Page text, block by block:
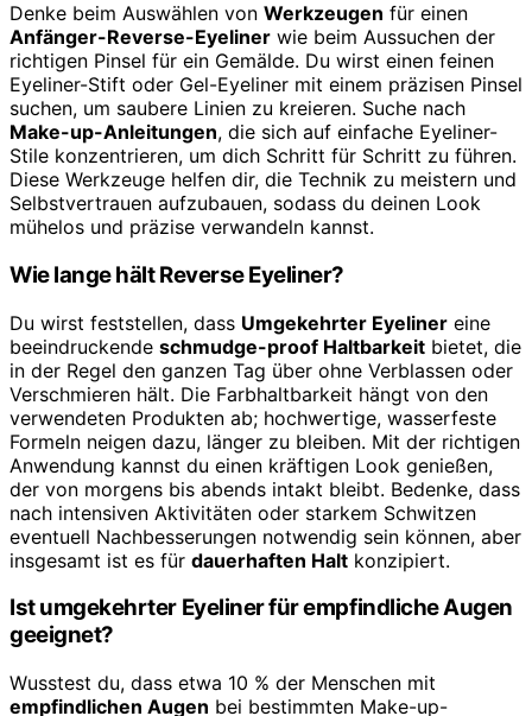
Denke beim Auswählen von Werkzeugen für einen
Anfänger-Reverse-Eyeliner wie beim Aussuchen der
richtigen Pinsel für ein Gemälde. Du wirst einen feinen
Eyeliner-Stift oder Gel-Eyeliner mit einem präzisen Pinsel
suchen, um saubere Linien zu kreieren. Suche nach
Make-up-Anleitungen, die sich auf einfache Eyeliner-
Stile konzentrieren, um dich Schritt für Schritt zu führen.
Diese Werkzeuge helfen dir, die Technik zu meistern und
Selbstvertrauen aufzubauen, sodass du deinen Look
mühelos und präzise verwandeln kannst.
Wie lange hält Reverse Eyeliner?
Du wirst feststellen, dass Umgekehrter Eyeliner eine
beeindruckende schmudge-proof Haltbarkeit bietet, die
in der Regel den ganzen Tag über ohne Verblassen oder
Verschmieren hält. Die Farbhaltbarkeit hängt von den
verwendeten Produkten ab; hochwertige, wasserfeste
Formeln neigen dazu, länger zu bleiben. Mit der richtigen
Anwendung kannst du einen kräftigen Look genießen,
der von morgens bis abends intakt bleibt. Bedenke, dass
nach intensiven Aktivitäten oder starkem Schwitzen
eventuell Nachbesserungen notwendig sein können, aber
insgesamt ist es für dauerhaften Halt konzipiert.
Ist umgekehrter Eyeliner für empfindliche Augen
geeignet?
Wusstest du, dass etwa 10 % der Menschen mit
empfindlichen Augen bei bestimmten Make-up-